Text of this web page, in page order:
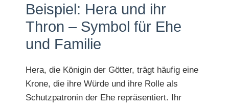
Beispiel: Hera und ihr
Thron – Symbol für Ehe
und Familie
Hera, die Königin der Götter, trägt häufig eine
Krone, die ihre Würde und ihre Rolle als
Schutzpatronin der Ehe repräsentiert. Ihr